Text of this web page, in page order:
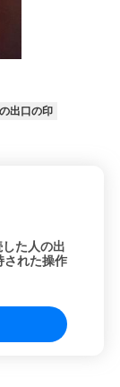
出口の印
た人の出
された操作